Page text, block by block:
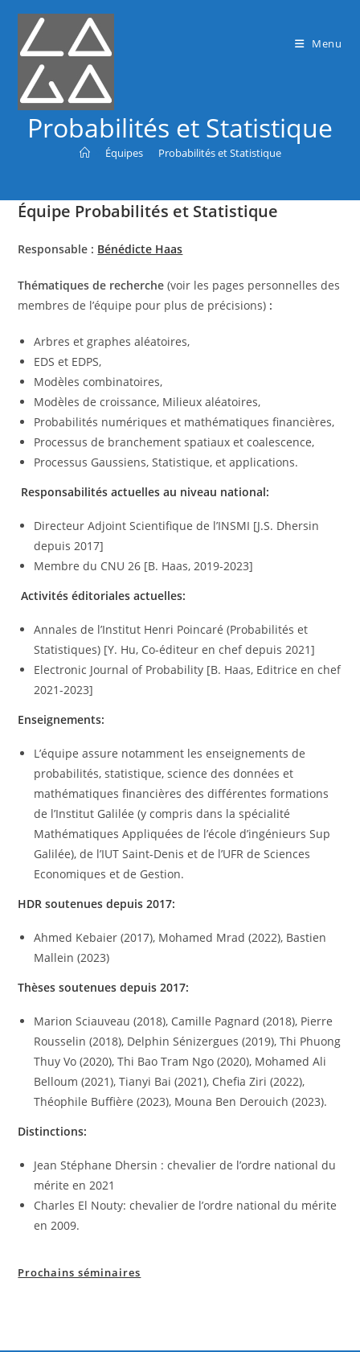
Menu
Probabilités et Statistique
Équipes Probabilités et Statistique
Équipe Probabilités et Statistique
Responsable : Bénédicte Haas
Thématiques de recherche(voir les pages personnelles des
membres de l’équipe pour plus de précisions) :
Arbres et graphes aléatoires,
EDS et EDPS,
Modèles combinatoires,
Modèles de croissance, Milieux aléatoires,
Probabilités numériques et mathématiques financières,
Processus de branchement spatiaux et coalescence,
Processus Gaussiens, Statistique, et applications.
Responsabilités actuelles au niveau national:
Directeur Adjoint Scientifique de l’INSMI [J.S. Dhersin
depuis 2017]
Membre du CNU 26 [B. Haas, 2019-2023]
Activités éditoriales actuelles:
Annales de l’Institut Henri Poincaré (Probabilités et
Statistiques) [Y. Hu, Co-éditeur en chef depuis 2021]
Electronic Journal of Probability [B. Haas, Editrice en chef
2021-2023]
Enseignements:
L’équipe assure notamment les enseignements de
probabilités, statistique, science des données et
mathématiques financières des différentes formations
de l’Institut Galilée (y compris dans la spécialité
Mathématiques Appliquées de l’école d’ingénieurs Sup
Galilée), de l’IUT Saint-Denis et de l’UFR de Sciences
Economiques et de Gestion.
HDR soutenues depuis 2017:
Ahmed Kebaier (2017), Mohamed Mrad (2022), Bastien
Mallein (2023)
Thèses soutenues depuis 2017:
Marion Sciauveau (2018), Camille Pagnard (2018), Pierre
Rousselin (2018), Delphin Sénizergues (2019), Thi Phuong
Thuy Vo (2020), Thi Bao Tram Ngo (2020), Mohamed Ali
Belloum (2021), Tianyi Bai (2021), Chefia Ziri (2022),
Théophile Buffière (2023), Mouna Ben Derouich (2023).
Distinctions:
Jean Stéphane Dhersin : chevalier de l’ordre national du
mérite en 2021
Charles El Nouty: chevalier de l’ordre national du mérite
en 2009.
Prochains séminaires